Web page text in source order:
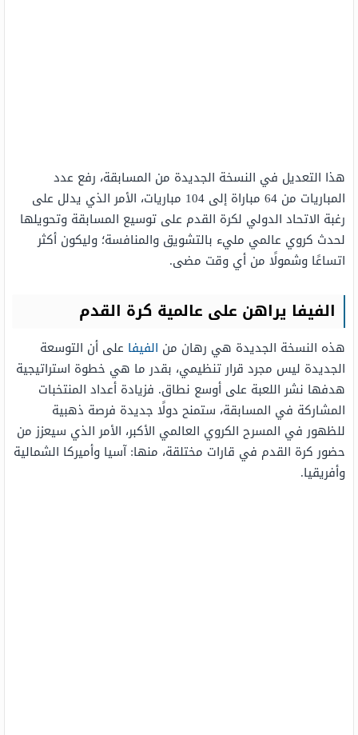
هذا التعديل في النسخة الجديدة من المسابقة، رفع عدد
المباريات من 64 مباراة إلى 104 مباريات، الأمر الذي يدلل على
رغبة الاتحاد الدولي لكرة القدم على توسيع المسابقة وتحويلها
لحدث كروي عالمي مليء بالتشويق والمنافسة؛ وليكون أكثر
اتساعًا وشمولًا من أي وقت مضى.
الفيفا يراهن على عالمية كرة القدم
هذه النسخة الجديدة هي رهان من الفيفا على أن التوسعة
الجديدة ليس مجرد قرار تنظيمي، بقدر ما هي خطوة استراتيجية
هدفها نشر اللعبة على أوسع نطاق. فزيادة أعداد المنتخبات
المشاركة في المسابقة، ستمنح دولًا جديدة فرصة ذهبية
للظهور في المسرح الكروي العالمي الأكبر، الأمر الذي سيعزز من
حضور كرة القدم في قارات مختلقة، منها: آسيا وأميركا الشمالية
وأفريقيا.